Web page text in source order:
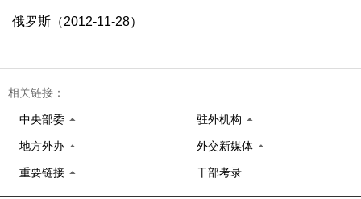
俄罗斯（2012-11-28）
相关链接：
中央部委 驻外机构
地方外办 外交新媒体
重要链接 干部考录